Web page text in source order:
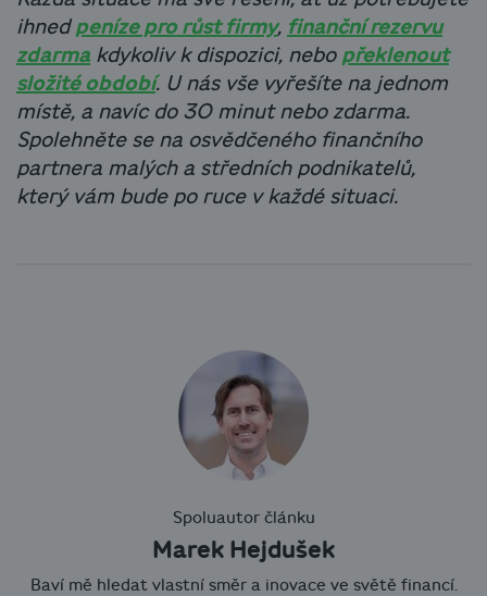
ihned peníze pro růst firmy, finanční rezervu
zdarmakdykoliv k dispozici, nebo překlenout
složité období. U nás vše vyřešíte na jednom
místě, a navíc do 30 minut nebo zdarma.
Spolehněte se na osvědčeného finančního
partnera malých a středních podnikatelů,
který vám bude po ruce v každé situaci.
Spoluautor článku
Marek Hejdušek
Baví mě hledat vlastní směr a inovace ve světě financí.